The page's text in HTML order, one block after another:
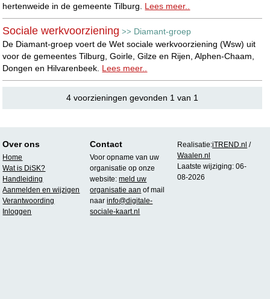
hertenweide in de gemeente Tilburg. Lees meer..
Sociale werkvoorziening >> Diamant-groep
De Diamant-groep voert de Wet sociale werkvoorziening (Wsw) uit
voor de gemeentes Tilburg, Goirle, Gilze en Rijen, Alphen-Chaam,
Dongen en Hilvarenbeek. Lees meer..
4 voorzieningen gevonden 1 van 1
Over ons
Home
Wat is DiSK?
Handleiding
Aanmelden en wijzigen
Verantwoording
Inloggen
Contact
Voor opname van uw
organisatie op onze
website:meld uw
organisatie aan of mail
naarinfo@digitale-
sociale-kaart.nl
Realisatie:iTREND.nl /
Waalen.nl
Laatste wijziging: 06-
08-2026